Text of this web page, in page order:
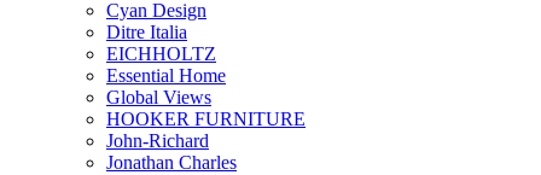
Cyan Design
Ditre Italia
EICHHOLTZ
Essential Home
Global Views
HOOKER FURNITURE
John-Richard
Jonathan Charles